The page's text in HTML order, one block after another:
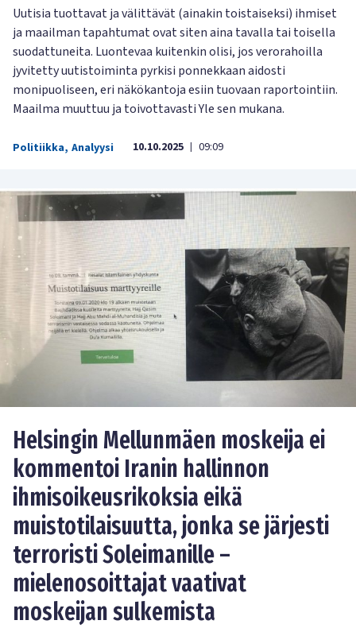
Uutisia tuottavat ja välittävät (ainakin toistaiseksi) ihmiset
ja maailman tapahtumat ovat siten aina tavalla tai toisella
suodattuneita. Luontevaa kuitenkin olisi, jos verorahoilla
jyvitetty uutistoiminta pyrkisi ponnekkaan aidosti
monipuoliseen, eri näkökantoja esiin tuovaan raportointiin.
Maailma muuttuu ja toivottavasti Yle sen mukana.
Politiikka, Analyysi 10.10.2025 | 09:09
Helsingin Mellunmäen moskeija ei
kommentoi Iranin hallinnon
ihmisoikeusrikoksia eikä
muistotilaisuutta, jonka se järjesti
terroristi Soleimanille –
mielenosoittajat vaativat
moskeijan sulkemista